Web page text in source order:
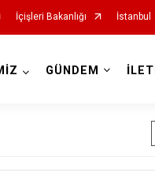
İçişleri Bakanlığı İstanbul
Fatih
GÜNDEM